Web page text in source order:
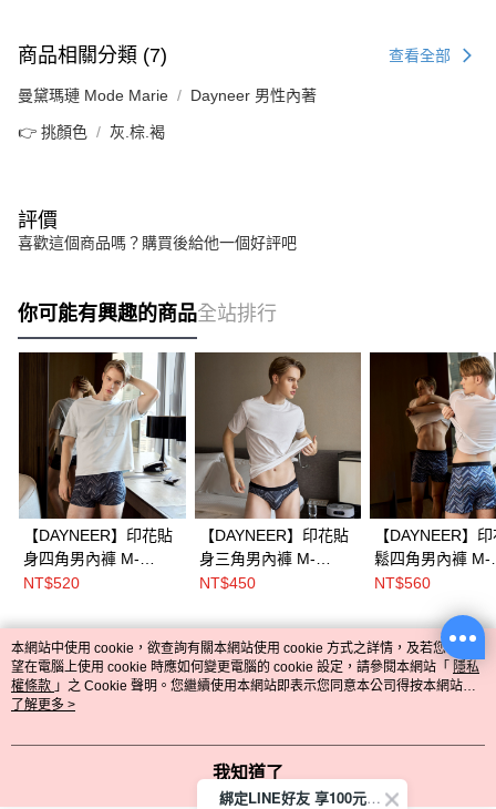
商品相關分類 (7) 查看全部
曼黛瑪璉 Mode Marie Dayneer 男性內著
👉 挑顏色 灰.棕.褐
評價
喜歡這個商品嗎？購買後給他一個好評吧
你可能有興趣的商品全站排行
【DAYNEER】印花貼
身四角男內褲 M-
XXL(幾何灰)
NT$520
【DAYNEER】印花貼
身三角男內褲 M-
XXL(幾何灰)
NT$450
【DAYNEER】
鬆四角男內褲 M-
XXL(幾何藍)
NT$560
熱門標籤
本網站中使用 cookie，欲查詢有關本網站使用 cookie 方式之詳情，及若您不希
望在電腦上使用 cookie 時應如何變更電腦的 cookie 設定，請參閱本網站「 隱私
權條款 」之 Cookie 聲明。您繼續使用本網站即表示您同意本公司得按本網站使
用條款之 Cookie 聲明使用 cookie。
了解更多 >
我知道了
綁定LINE好友 享100元折價券